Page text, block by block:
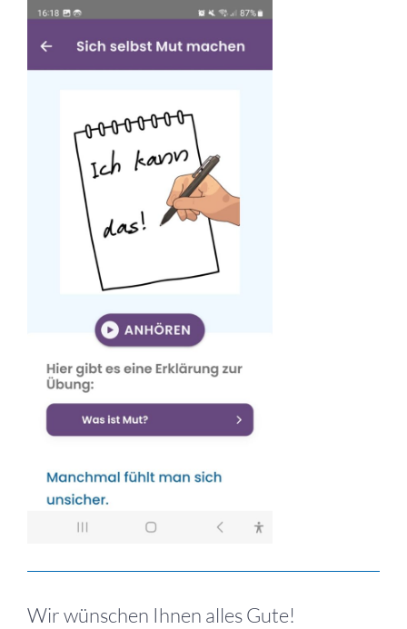
Wir wünschen Ihnen alles Gute!